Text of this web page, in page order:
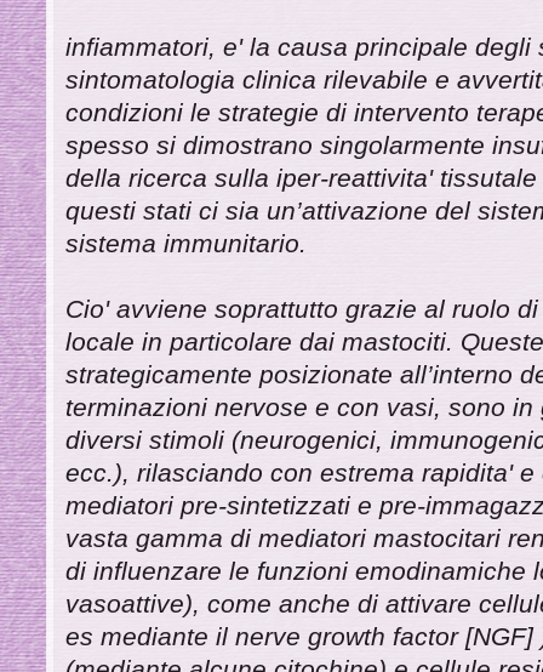
infiammatori, e' la causa principale degli
sintomatologia clinica rilevabile e
condizioni le strategie di intervento
spesso si dimostrano singolarmente
della ricerca sulla iper-reattivita'
questi stati ci sia un’attivazione del
sistema immunitario.
Cio' avviene soprattutto grazie al ruolo
locale in particolare dai mastociti.
strategicamente posizionate all’interno
terminazioni nervose e con vasi, sono
diversi stimoli (neurogenici,
ecc.), rilasciando con estrema rapidita'
mediatori pre-sintetizzati e pre-
vasta gamma di mediatori mastocitari
di influenzare le funzioni emodinamiche
vasoattive), come anche di attivare
es mediante il nerve growth factor